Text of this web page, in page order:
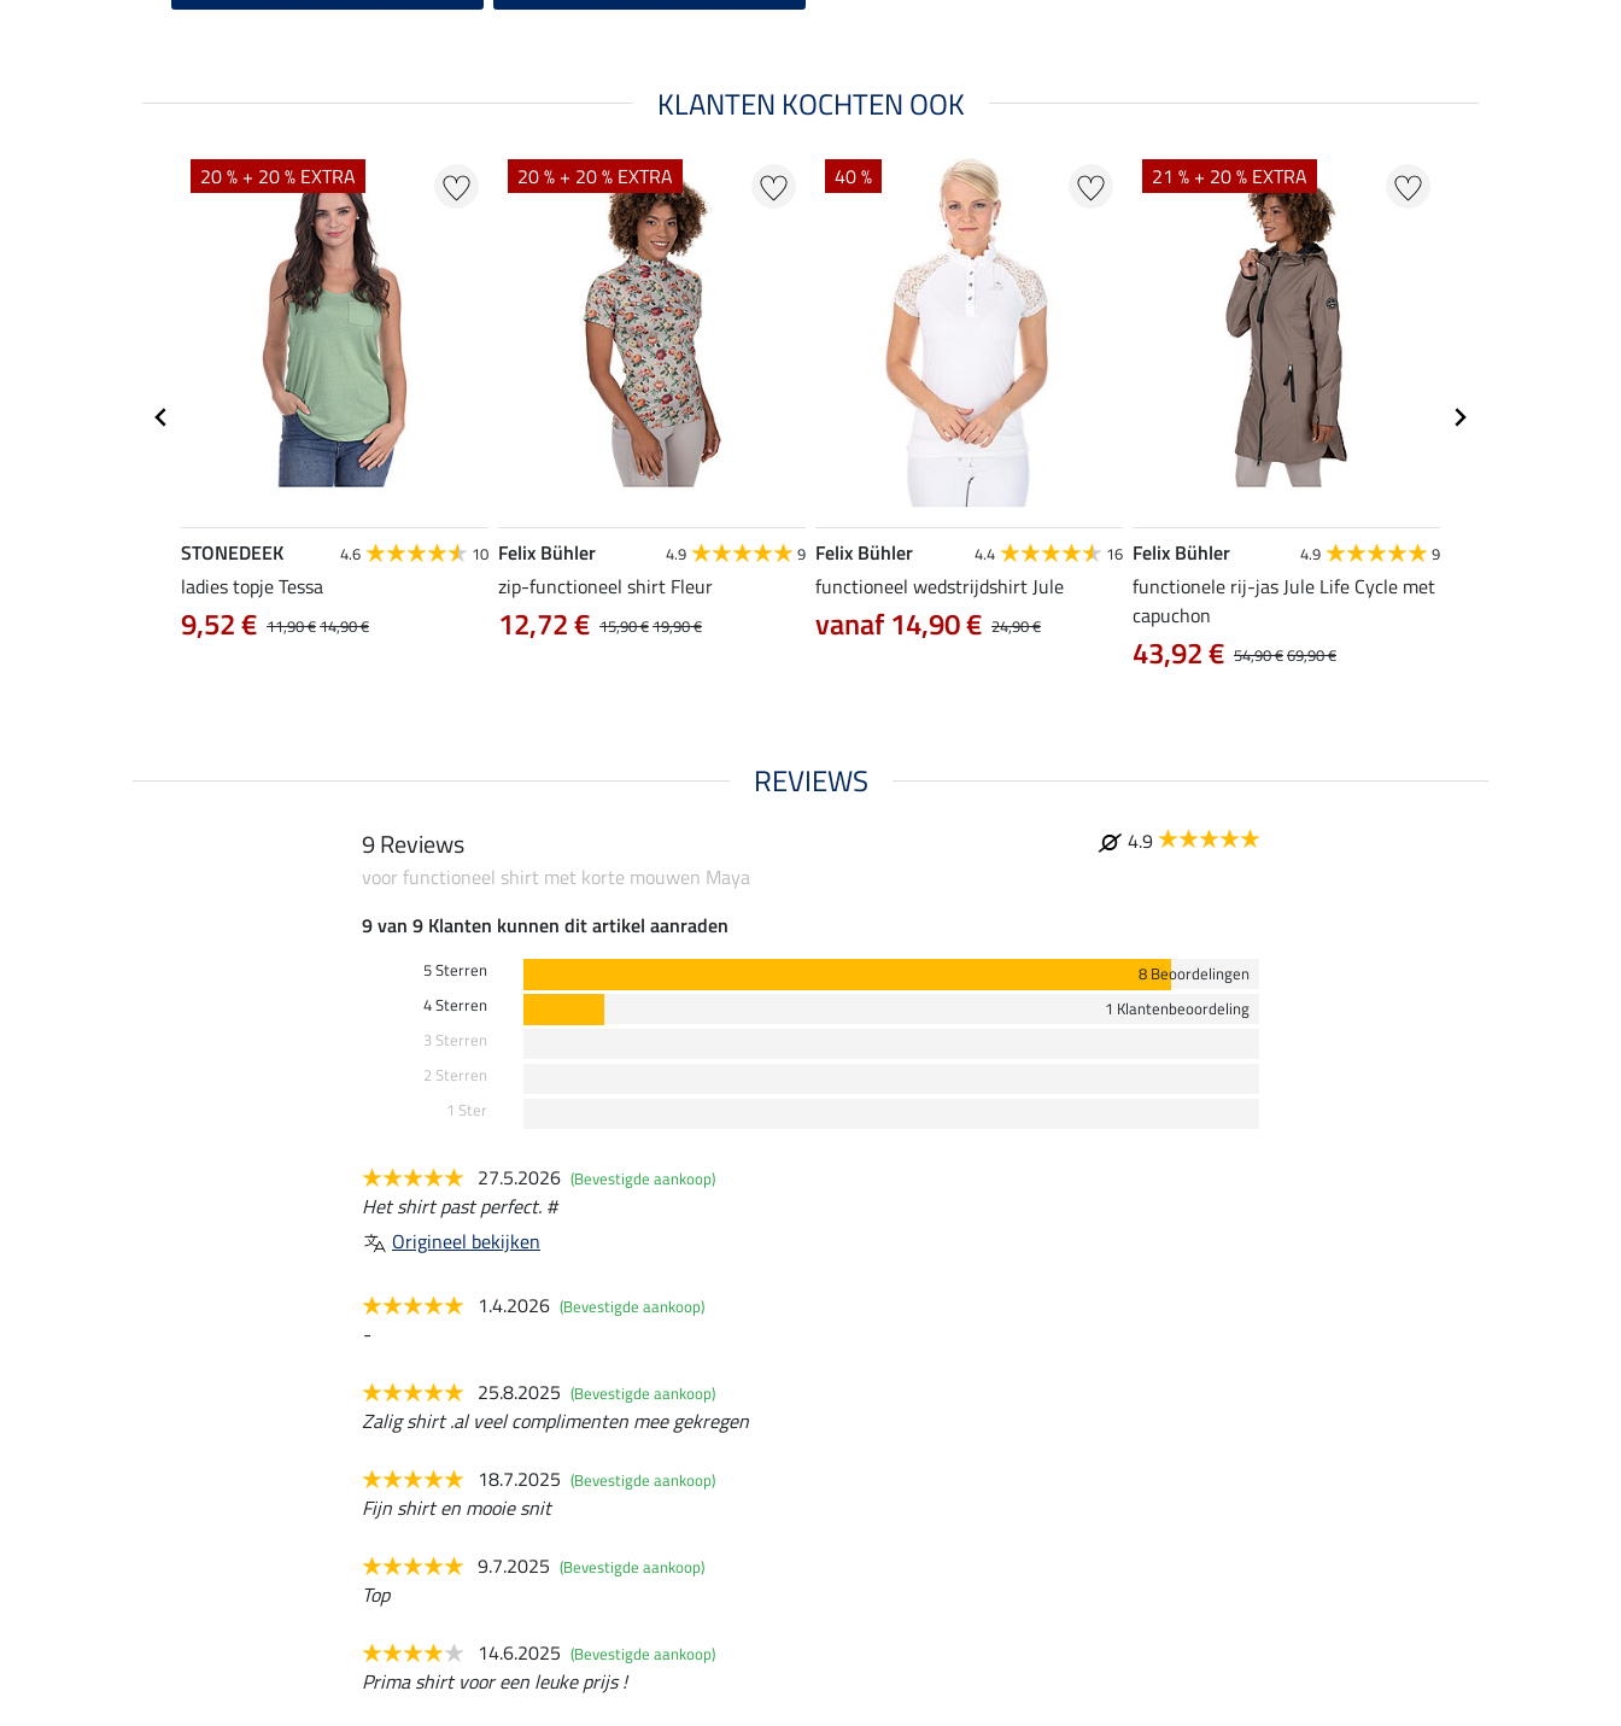
KLANTEN KOCHTEN OOK
20 % + 20 % EXTRA
STONEDEEK 4.6 10
ladies topje Tessa
11,90 €14,90 €
9,52 €
20 % + 20 % EXTRA
Felix Bühler 4.9 9
zip-functioneel shirt Fleur
15,90 €19,90 €
12,72 €
40 %
Felix Bühler 4.4 16
functioneel wedstrijdshirt Jule
24,90 €
vanaf 14,90 €
21 % + 20 % EXTRA
Felix Bühler 4.9 9
functionele rij-jas Jule Life Cycle met
capuchon
54,90 €69,90 €
43,92 €
REVIEWS
9 Reviews
4.9
voor functioneel shirt met korte mouwen Maya
9 van 9 Klanten kunnen dit artikel aanraden
5 Sterren
8 Beoordelingen
4 Sterren
1 Klantenbeoordeling
3 Sterren
2 Sterren
1 Ster
27.5.2026 (Bevestigde aankoop)
Het shirt past perfect. #
Origineel bekijken
1.4.2026 (Bevestigde aankoop)
-
25.8.2025 (Bevestigde aankoop)
Zalig shirt .al veel complimenten mee gekregen
18.7.2025 (Bevestigde aankoop)
Fijn shirt en mooie snit
9.7.2025 (Bevestigde aankoop)
Top
14.6.2025 (Bevestigde aankoop)
Prima shirt voor een leuke prijs !